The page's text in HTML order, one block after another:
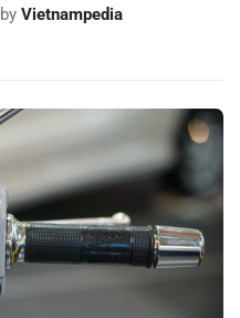
by Vietnampedia